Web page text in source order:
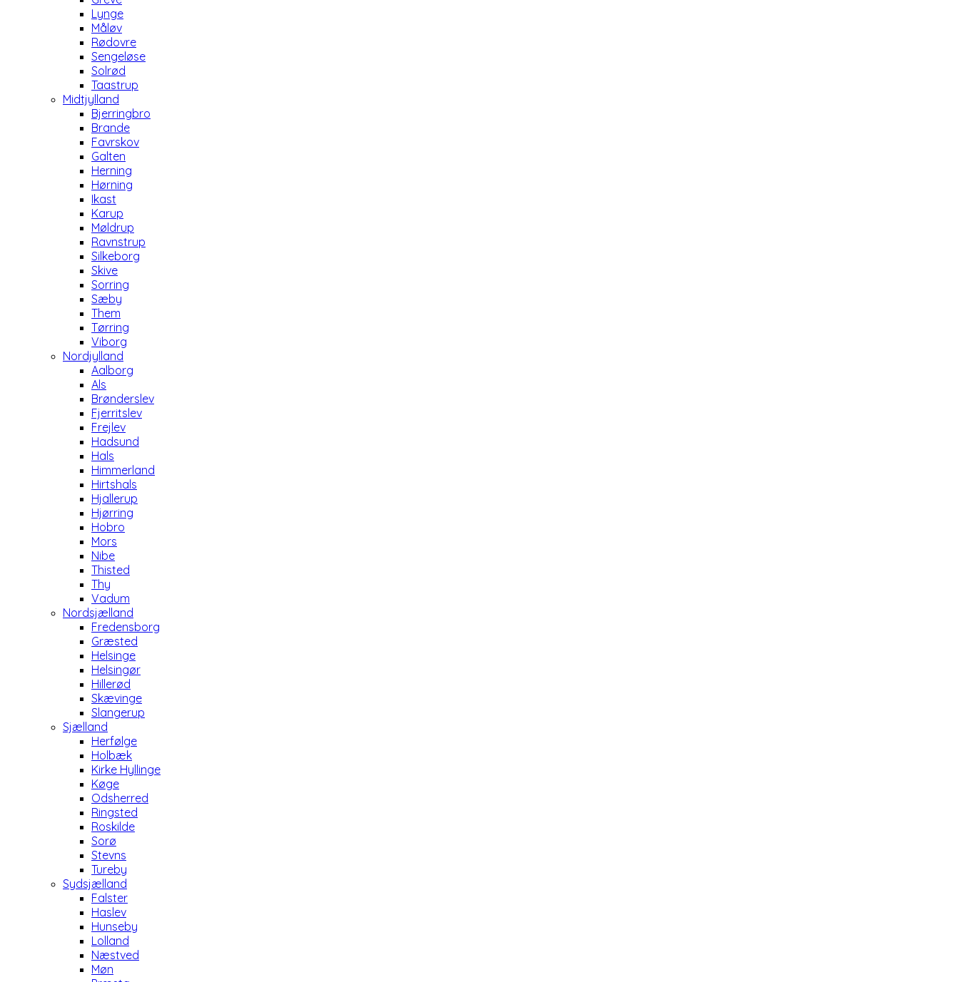
Lynge
Måløv
Rødovre
Sengeløse
Solrød
Taastrup
Midtjylland
Bjerringbro
Brande
Favrskov
Galten
Herning
Hørning
Ikast
Karup
Møldrup
Ravnstrup
Silkeborg
Skive
Sorring
Sæby
Them
Tørring
Viborg
Nordjylland
Aalborg
Als
Brønderslev
Fjerritslev
Frejlev
Hadsund
Hals
Himmerland
Hirtshals
Hjallerup
Hjørring
Hobro
Mors
Nibe
Thisted
Thy
Vadum
Nordsjælland
Fredensborg
Græsted
Helsinge
Helsingør
Hillerød
Skævinge
Slangerup
Sjælland
Herfølge
Holbæk
Kirke Hyllinge
Køge
Odsherred
Ringsted
Roskilde
Sorø
Stevns
Tureby
Sydsjælland
Falster
Haslev
Hunseby
Lolland
Næstved
Møn